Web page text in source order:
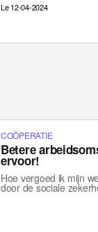
Le 12-04-2024
COÖPERATIE
Betere
ervoor!
Hoe vergoed ik mijn
door de sociale